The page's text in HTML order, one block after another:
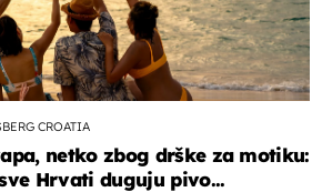
CROATIA
netko zbog drške za motiku:
Hrvati duguju pivo...